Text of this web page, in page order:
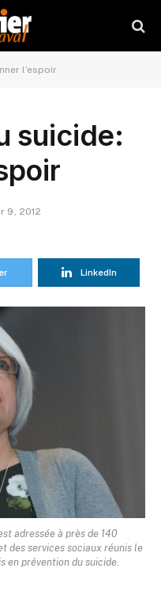
l’espoir
suicide:
9, 2012
LinkedIn
adressée à près de 140
des services sociaux réunis le
en prévention du suicide.